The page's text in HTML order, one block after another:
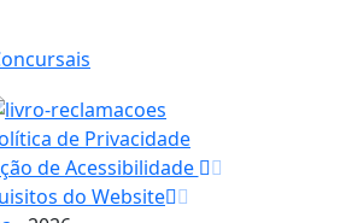
de Privacidade
de Acessibilidade
do Website